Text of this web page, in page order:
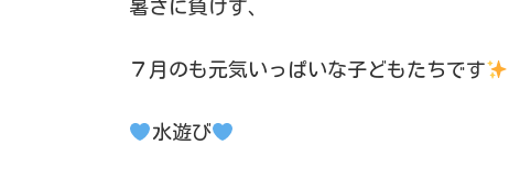
暑さに負けず、
７月のも元気いっぱいな子どもたちです
水遊び